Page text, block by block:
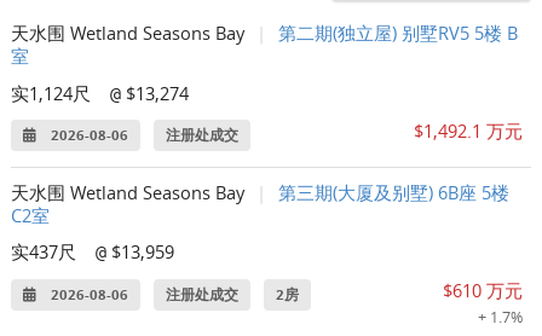
天水围 Wetland Seasons Bay
第二期(独立屋) 别墅RV5 5楼 B
室
实1,124尺
@ $13,274
2026-08-06 注册处成交 $1,492.1 万元
天水围 Wetland Seasons Bay
第三期(大厦及别墅) 6B座 5楼
C2室
实437尺
@ $13,959
2026-08-06 注册处成交 2房 $610 万元
+ 1.7%